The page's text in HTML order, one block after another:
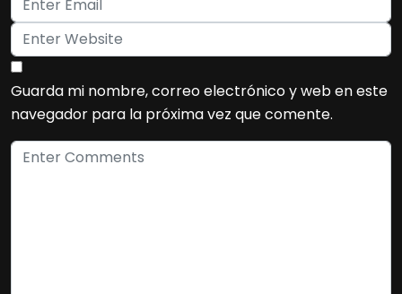
Guarda mi nombre, correo electrónico y web en este
navegador para la próxima vez que comente.